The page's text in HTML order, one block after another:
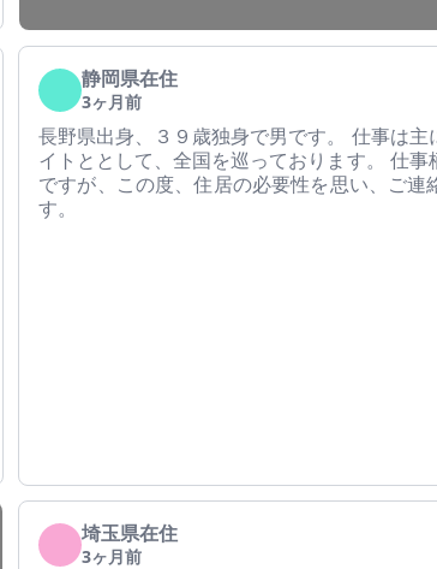
静岡県在住
3ヶ月前
長野県出身、３９歳独身で男です。 仕事は
イトととして、全国を巡っております。 仕
ですが、この度、住居の必要性を思い、ご連
す。
埼玉県在住
3ヶ月前